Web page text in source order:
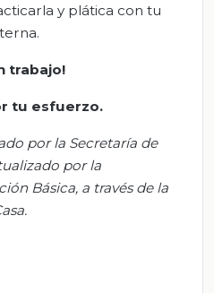
y plática con tu
trabajo!
tu esfuerzo.
por la Secretaría de
por la
Básica, a través de la